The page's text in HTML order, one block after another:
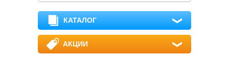
КАТАЛОГ
АКЦИИ